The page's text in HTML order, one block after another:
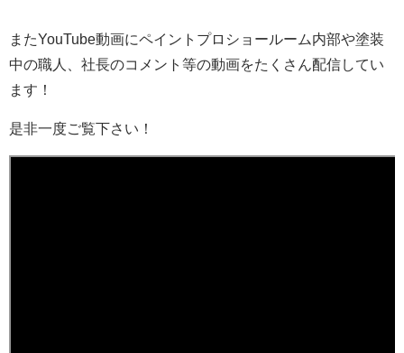
またYouTube動画にペイントプロショールーム内部や塗装
中の職人、社長のコメント等の動画をたくさん配信してい
ます！
是非一度ご覧下さい！